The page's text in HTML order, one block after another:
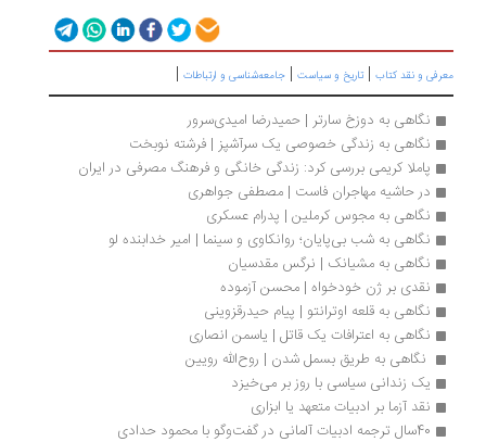
و نقد کتاب|تاریخ و سیاست |جامعه‌شناسی و ارتباطات |
نگاهی به دوزخ سارتر | حمیدرضا امیدی‌سرور
نگاهی به زندگی خصوصی یک سرآشپز | فرشته نوبخت
پاملا کریمی بررسی کرد: زندگی خانگی و فرهنگ مصرفی در ایران
در حاشیه مهاجران فاست | مصطفی جواهری
نگاهی به مجوس کرملین | پدرام عسکری
نگاهی به شب بی‌پایان؛ روانکاوی و سینما | امیر خدابنده لو
نگاهی به مشیانک | نرگس مقدسیان
نقدی بر ژن خودخواه | محسن آزموده
نگاهی به قلعه اوترانتو | پیام حیدرقزوینی
نگاهی به اعترافات یک قاتل | یاسمن انصاری
نگاهی به طریق بسمل شدن | روح‌الله رویین
یک زندانی سیاسی با روز بر می‌خیزد
نقد آزما بر ادبیات متعهد یا ابزاری